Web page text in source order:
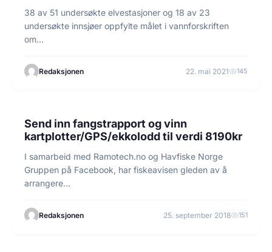
38 av 51 undersøkte elvestasjoner og 18 av 23
undersøkte innsjøer oppfylte målet i vannforskriften
om…
Redaksjonen 22. mai 2021 145
FANGSTRAPPORT
Send inn fangstrapport og vinn
kartplotter/GPS/ekkolodd til verdi 8190kr
I samarbeid med Ramotech.no og Havfiske Norge
Gruppen på Facebook, har fiskeavisen gleden av å
arrangere…
Redaksjonen 25. september 2018 151